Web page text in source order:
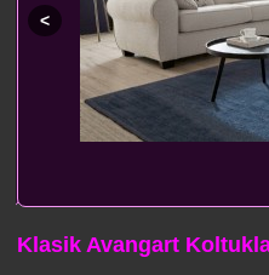
Klasik Avangart